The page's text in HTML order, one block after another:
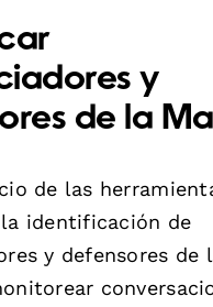
y
de la
de las
la identificación de
y defensores de